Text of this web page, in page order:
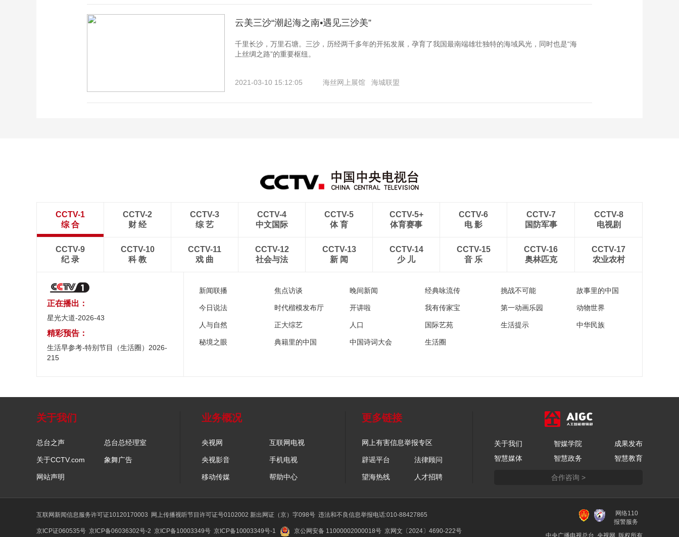
云美三沙“潮起海之南•遇见三沙美”
千里长沙，万里石塘。三沙，历经两千多年的开拓发展，孕育了我国最南端雄壮独特的海域风光，同时也是“海
上丝绸之路”的重要枢纽。
2021-03-10 15:12:05 海丝网上展馆 海城联盟
CCTV-1
综 合
CCTV-2
财 经
CCTV-3
综 艺
CCTV-4
中文国际
CCTV-5
体 育
CCTV-5+
体育赛事
CCTV-6
电 影
CCTV-7
国防军事
CCTV-8
电视剧
CCTV-9
纪 录
CCTV-10
科 教
CCTV-11
戏 曲
CCTV-12
社会与法
CCTV-13
新 闻
CCTV-14
少 儿
CCTV-15
音 乐
CCTV-16
奥林匹克
CCTV-17
农业农村
正在播出：
星光大道-2026-43
精彩预告：
生活早参考-特别节目（生活圈）2026-
215
新闻联播 焦点访谈 晚间新闻 经典咏流传 挑战不可能 故事里的中国
今日说法 时代楷模发布厅 开讲啦 我有传家宝 第一动画乐园 动物世界
人与自然 正大综艺 人口 国际艺苑 生活提示 中华民族
秘境之眼 典籍里的中国 中国诗词大会 生活圈
关于我们
总台之声 总台总经理室
关于CCTV.com 象舞广告
网站声明
业务概况
央视网 互联网电视
央视影音 手机电视
移动传媒 帮助中心
更多链接
网上有害信息举报专区
辟谣平台 法律顾问
望海热线 人才招聘
关于我们 智媒学院
成果发布
智慧媒体
智慧政务 智慧教育
合作咨询 >
互联网新闻信息服务许可证10120170003 网上传播视听节目许可证号0102002 新出网证（京）字098号 违法和不良信息举报电话:010-88427865
京ICP证060535号 京ICP备06036302号-2 京ICP备10003349号 京ICP备10003349号-1 京公网安备 11000002000018号 京网文〔2024〕4690-222号
网络110
报警服务